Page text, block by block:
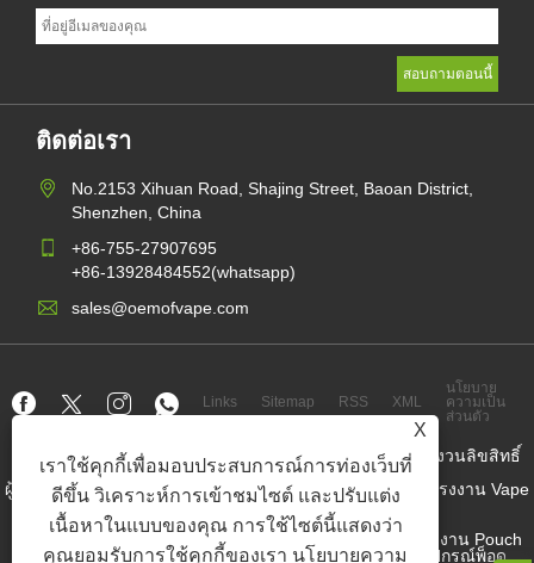
X
เราใช้คุกกี้เพื่อมอบประสบการณ์การท่องเว็บที่
ดีขึ้น วิเคราะห์การเข้าชมไซต์ และปรับแต่ง
เนื้อหาในแบบของคุณ การใช้ไซต์นี้แสดงว่า
คุณยอมรับการใช้คุกกี้ของเรา นโยบายความ
ติดต่อเรา
No.2153 Xihuan Road, Shajing Street, Baoan District,
Shenzhen, China
+86-755-27907695
+86-13928484552(whatsapp)
sales@oemofvape.com
Links Sitemap RSS XML
นโยบาย
ความเป็น
ส่วนตัว
ลิขสิทธิ์© 2022 APLUS Precision Technology Co. , Ltd. สงวนลิขสิทธิ์
ผู้ผลิตคาร์ทริดจ์จีน, อุปกรณ์พ็อดทดแทน, vape ที่ใช้แล้วทิ้ง, โรงงาน Vape
OEM, บุหรี่อิเล็กทรอนิกส์
Nicotine Pouch Wholesaler, ผู้จำหน่ายกระเป๋านิโคติน, โรงงาน Pouch
Nicotine OEM, โรงงาน OEM SNUS, กระเป๋านิโคติน, อุปกรณ์พ็อด